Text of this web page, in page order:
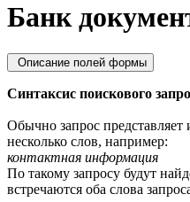
Банк
Описание полей формы
Синтаксис поискового
Обычно запрос представляет
несколько слов, например:
контактная информация
По такому запросу будут
встречаются оба слова